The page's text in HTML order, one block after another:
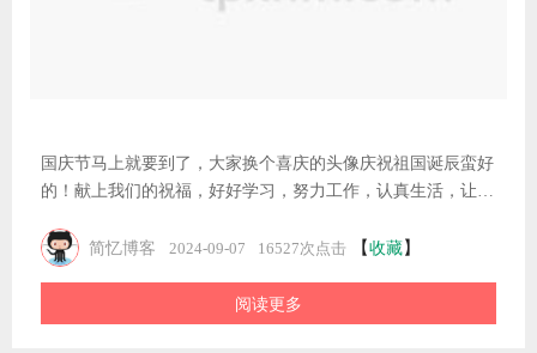
音APP上选择想要去水印的视频，点击分享，复制链接，然后
国庆头像｜微信国旗头像，一键生成，2025国庆头像最全
国庆节马上就要到了，大家换个喜庆的头像庆祝祖国诞辰蛮好
的！献上我们的祝福，好好学习，努力工作，认真生活，让我
的“渐变国旗头像”火了，还记得吗？今天就为大家分享一下制
作工具吧！1、工具地址：扫描下方小程序二维码，快来体验
吧！2、使用教程：扫码上方小程序二维码，进入小程序2、进
入到国庆头像界面后，这里有两种方式生成头像（1）获取头
简忆博客 2024-09-07 16527次点击 【收藏】
阅读更多